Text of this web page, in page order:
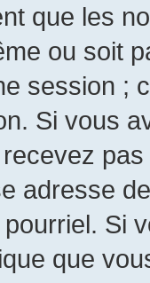
que les
ou soit
session ;
Si vous
adresse
Si
que